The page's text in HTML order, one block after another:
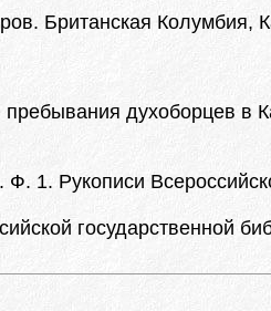
Британская Колумбия,
духоборцев в
Ф. 1. Рукописи
государственной